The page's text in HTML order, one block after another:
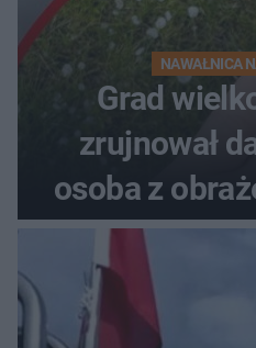
NAWAŁNICA
Grad
zrujnował
osoba z
do